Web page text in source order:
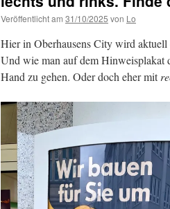
Veröffentlicht am 31/10/2025 von Lo
Hier in Oberhausens City wird
Und wie man auf dem Hinweisplakat
Hand zu gehen. Oder doch eher mit